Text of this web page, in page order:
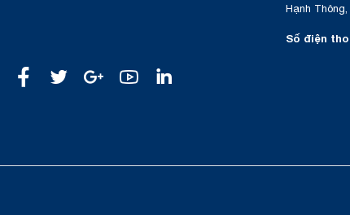
Hạnh Thông,
Số điện